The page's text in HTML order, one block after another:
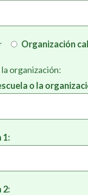
Organización
organización:
o la
1:
2: